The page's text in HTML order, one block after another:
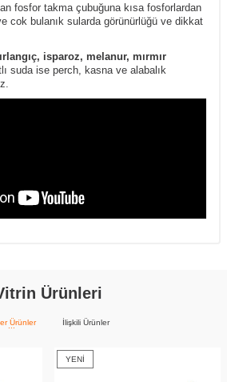
fosfor takma çubuğuna kısa fosforlardan
cok bulanık sularda görünürlüğü ve dikkat
isparoz, melanur, mırmır
suda ise perch, kasna ve alabalık
Ürünleri
Ürünler İlişkili Ürünler
YENI